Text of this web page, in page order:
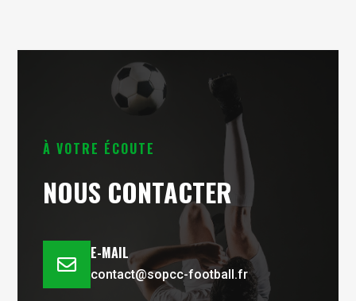
À VOTRE ÉCOUTE
NOUS CONTACTER

E-MAIL
contact@sopcc-football.fr